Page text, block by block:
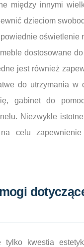
między innymi
dzieciom
oświetlenie
dostosowane
jest również
do utrzymania
gabinet do
Niezwykle
celu
tylko kwestia